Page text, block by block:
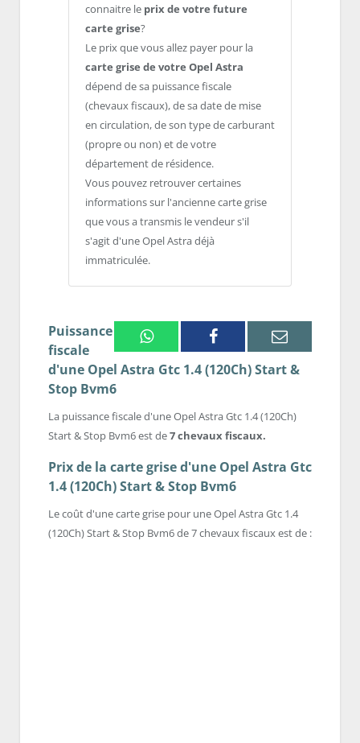
connaitre le prix de votre future
carte grise?
Le prix que vous allez payer pour la
carte grise de votre Opel Astra
dépend de sa puissance fiscale
(chevaux fiscaux), de sa date de mise
en circulation, de son type de carburant
(propre ou non) et de votre
département de résidence.
Vous pouvez retrouver certaines
informations sur l'ancienne carte grise
que vous a transmis le vendeur s'il
s'agit d'une Opel Astra déjà
immatriculée.
WhatsappFacebook Email
Puissance
fiscale
d'une Opel Astra Gtc 1.4 (120Ch) Start &
Stop Bvm6
La puissance fiscale d'une Opel Astra Gtc 1.4 (120Ch)
Start & Stop Bvm6 est de7 chevaux fiscaux.
Prix de la carte grise d'une Opel Astra Gtc
1.4 (120Ch) Start & Stop Bvm6
Le coût d'une carte grise pour une Opel Astra Gtc 1.4
(120Ch) Start & Stop Bvm6 de 7 chevaux fiscaux est de :